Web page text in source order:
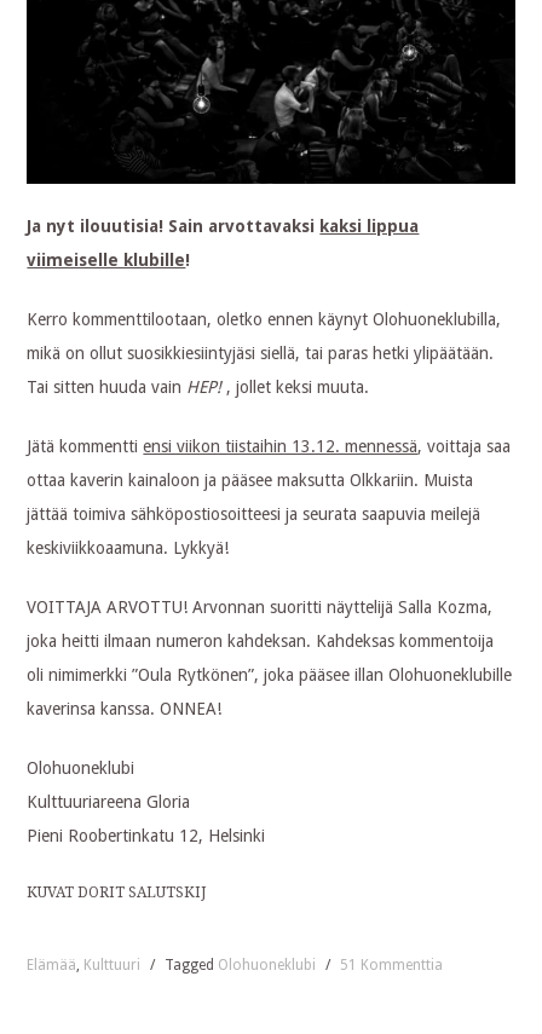
Ja nyt ilouutisia! Sain arvottavaksi kaksi lippua
viimeiselle klubille!
Kerro kommenttilootaan, oletko ennen käynyt Olohuoneklubilla,
mikä on ollut suosikkiesiintyjäsi siellä, tai paras hetki ylipäätään.
Tai sitten huuda vain HEP!, jollet keksi muuta.
Jätä kommenttiensi viikon tiistaihin 13.12. mennessä, voittaja saa
ottaa kaverin kainaloon ja pääsee maksutta Olkkariin. Muista
jättää toimiva sähköpostiosoitteesi ja seurata saapuvia meilejä
keskiviikkoaamuna. Lykkyä!
VOITTAJA ARVOTTU! Arvonnan suoritti näyttelijä Salla Kozma,
joka heitti ilmaan numeron kahdeksan. Kahdeksas kommentoija
oli nimimerkki ”Oula Rytkönen”, joka pääsee illan Olohuoneklubille
kaverinsa kanssa. ONNEA!
Olohuoneklubi
Kulttuuriareena Gloria
Pieni Roobertinkatu 12, Helsinki
KUVAT DORIT SALUTSKIJ
Elämää, Kulttuuri / Tagged Olohuoneklubi / 51 Kommenttia